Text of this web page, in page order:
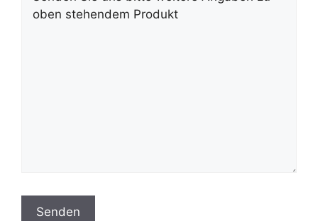
Bitte lasse dieses Feld leer.